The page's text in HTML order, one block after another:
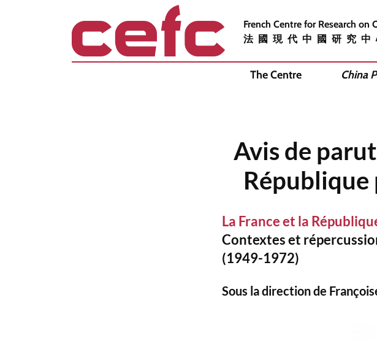
French Centre for Research on
法國現代中國研究中
The Centre China
Avis de
République
La France et la
Contextes et
(1949-1972)
Sous la direction de